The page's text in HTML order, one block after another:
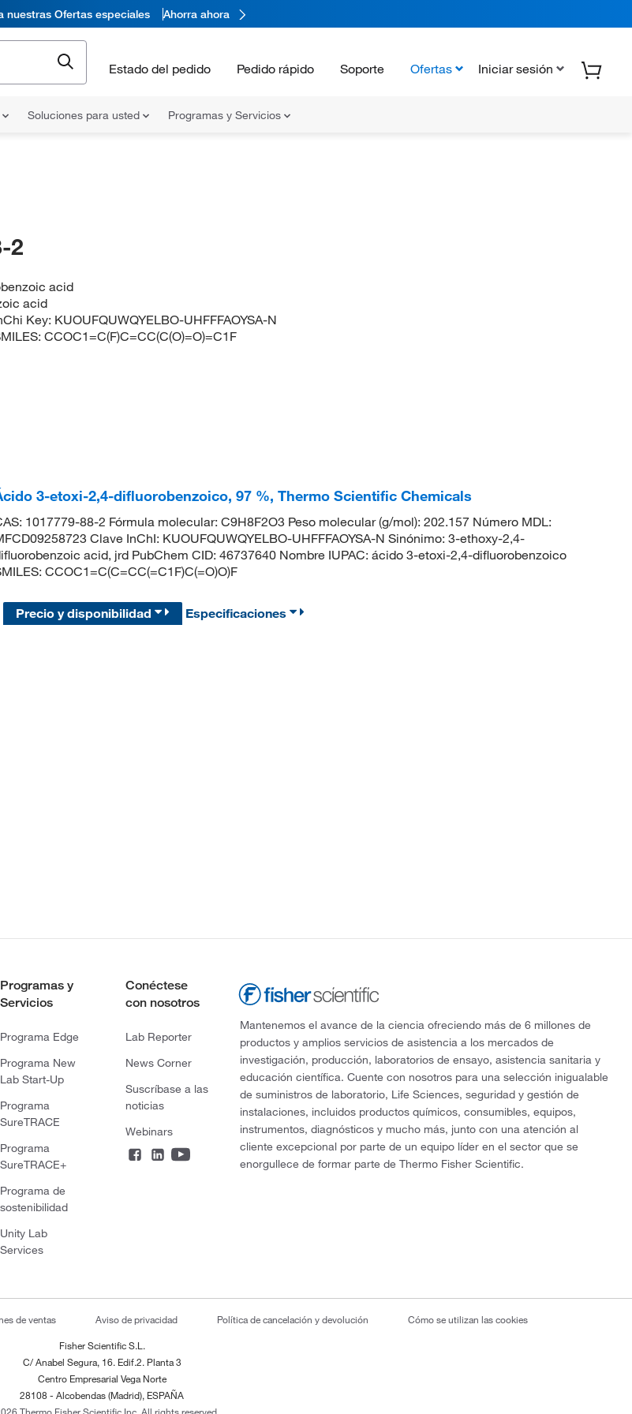
nuestras Ofertas especiales Ahorra ahora
Estado del pedido Pedido rápido Soporte Ofertas Iniciar sesión
Soluciones para usted Programas y Servicios
2
acid
acid
Key: KUOUFQUWQYELBO-UHFFFAOYSA-N
CCOC1=C(F)C=CC(C(O)=O)=C1F
3-etoxi-2,4-difluorobenzoico, 97 %, Thermo Scientific Chemicals
1017779-88-2 Fórmula molecular: C9H8F2O3 Peso molecular (g/mol): 202.157 Número MDL:
Clave InChI: KUOUFQUWQYELBO-UHFFFAOYSA-N Sinónimo: 3-ethoxy-2,4-
acid, jrd PubChem CID: 46737640 Nombre IUPAC: ácido 3-etoxi-2,4-difluorobenzoico
CCOC1=C(C=CC(=C1F)C(=O)O)F
Precio y disponibilidad Especificaciones
Programas y
Servicios
Programa Edge
Programa New
Lab Start-Up
Programa
SureTRACE
Programa
SureTRACE+
Programa de
sostenibilidad
Unity Lab
Services
Conéctese
con nosotros
Lab Reporter
News Corner
Suscríbase a las
noticias
Webinars
Mantenemos el avance de la ciencia ofreciendo más de 6 millones de
productos y amplios servicios de asistencia a los mercados de
investigación, producción, laboratorios de ensayo, asistencia sanitaria y
educación científica. Cuente con nosotros para una selección inigualable
de suministros de laboratorio, Life Sciences, seguridad y gestión de
instalaciones, incluidos productos químicos, consumibles, equipos,
instrumentos, diagnósticos y mucho más, junto con una atención al
cliente excepcional por parte de un equipo líder en el sector que se
enorgullece de formar parte de Thermo Fisher Scientific.
de ventas Aviso de privacidad Política de cancelación y devolución Cómo se utilizan las cookies
Fisher Scientific S.L.
C/ Anabel Segura, 16. Edif.2. Planta 3
Centro Empresarial Vega Norte
28108 - Alcobendas (Madrid), ESPAÑA